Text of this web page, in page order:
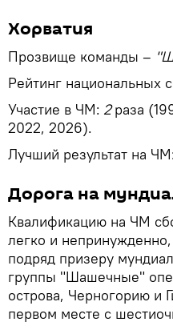
Хорватия
Прозвище команды –
Рейтинг
Участие в ЧМ: 2раза
2022, 2026).
Лучший результат на
Дорога на
Квалификацию на ЧМ
легко и
подряд призеру
группы "Шашечные"
острова, Черногорию и
первом месте с